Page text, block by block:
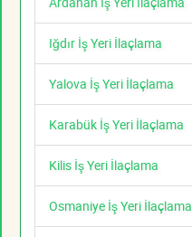
Iğdır İş Yeri İlaçlama
Yalova İş Yeri İlaçlama
Karabük İş Yeri İlaçlama
Kilis İş Yeri İlaçlama
Osmaniye İş Yeri İlaçlama